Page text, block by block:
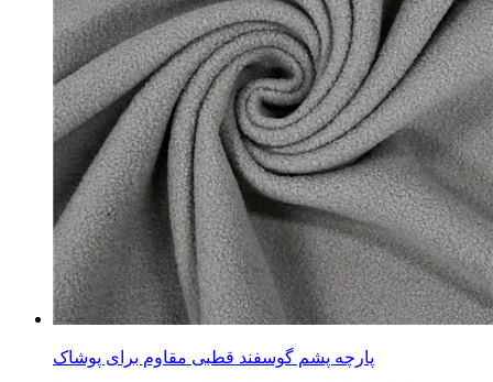
پارچه پشم گوسفند قطبی مقاوم برای پوشاک